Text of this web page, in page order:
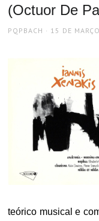
(Octuor De
AUTHOR
PQPBACH
POSTED
15 DE
teórico musical e